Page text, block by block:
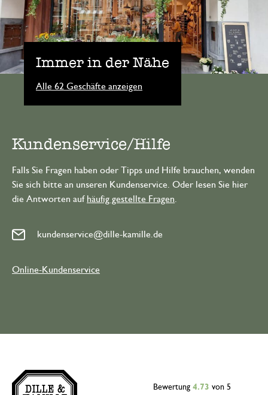
Immer in der Nähe
Alle 62 Geschäfte anzeigen
Kundenservice/Hilfe
Falls Sie Fragen haben oder Tipps und Hilfe brauchen, wenden
Sie sich bitte an unseren Kundenservice. Oder lesen Sie hier
die Antworten auf häufig gestellte Fragen.
kundenservice@dille-kamille.de
Online-Kundenservice
Bewertung 4.73 von 5